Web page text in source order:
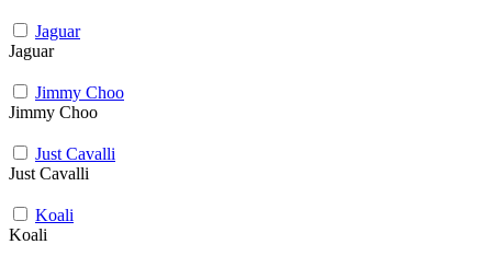
Jaguar
Jaguar
Jimmy Choo
Jimmy Choo
Just Cavalli
Just Cavalli
Koali
Koali